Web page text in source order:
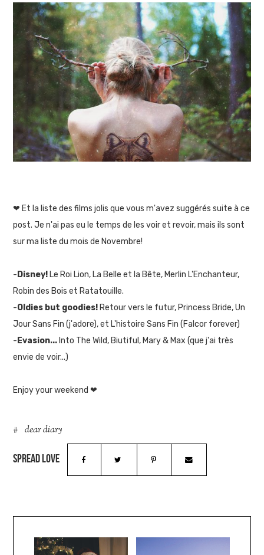
❤ Et la liste des films jolis que vous m'avez suggérés suite à ce
post. Je n'ai pas eu le temps de les voir et revoir, mais ils sont
sur ma liste du mois de Novembre!
- Disney! Le Roi Lion, La Belle et la Bête, Merlin L'Enchanteur,
Robin des Bois et Ratatouille.
-Oldies but goodies! Retour vers le futur, Princess Bride, Un
Jour Sans Fin (j'adore), et L'histoire Sans Fin (Falcor forever)
- Evasion... Into The Wild, Biutiful, Mary & Max (que j'ai très
envie de voir...)
Enjoy your weekend ❤
dear diary